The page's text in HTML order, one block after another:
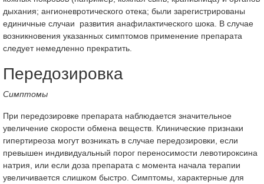
дыхания; ангионевротического отека; были зарегистрированы
единичные случаи развития анафилактического шока. В случае
возникновения указанных симптомов применение препарата
следует немедленно прекратить.
Передозировка
Симптомы
При передозировке препарата наблюдается значительное
увеличение скорости обмена веществ. Клинические признаки
гипертиреоза могут возникать в случае передозировки, если
превышен индивидуальный порог переносимости левотироксина
натрия, или если доза препарата с момента начала терапии
увеличивается слишком быстро. Симптомы, характерные для